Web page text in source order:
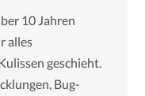
10 Jahren
alles
geschieht.
Bug-